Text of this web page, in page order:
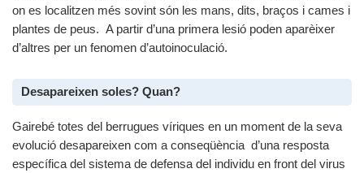
on es localitzen més sovint són les mans, dits, braços i cames i
plantes de peus. A partir d’una primera lesió poden aparèixer
d’altres per un fenomen d’autoinoculació.
Desapareixen soles? Quan?
Gairebé totes del berrugues víriques en un moment de la seva
evolució desapareixen com a conseqüència d’una resposta
específica del sistema de defensa del individu en front del virus